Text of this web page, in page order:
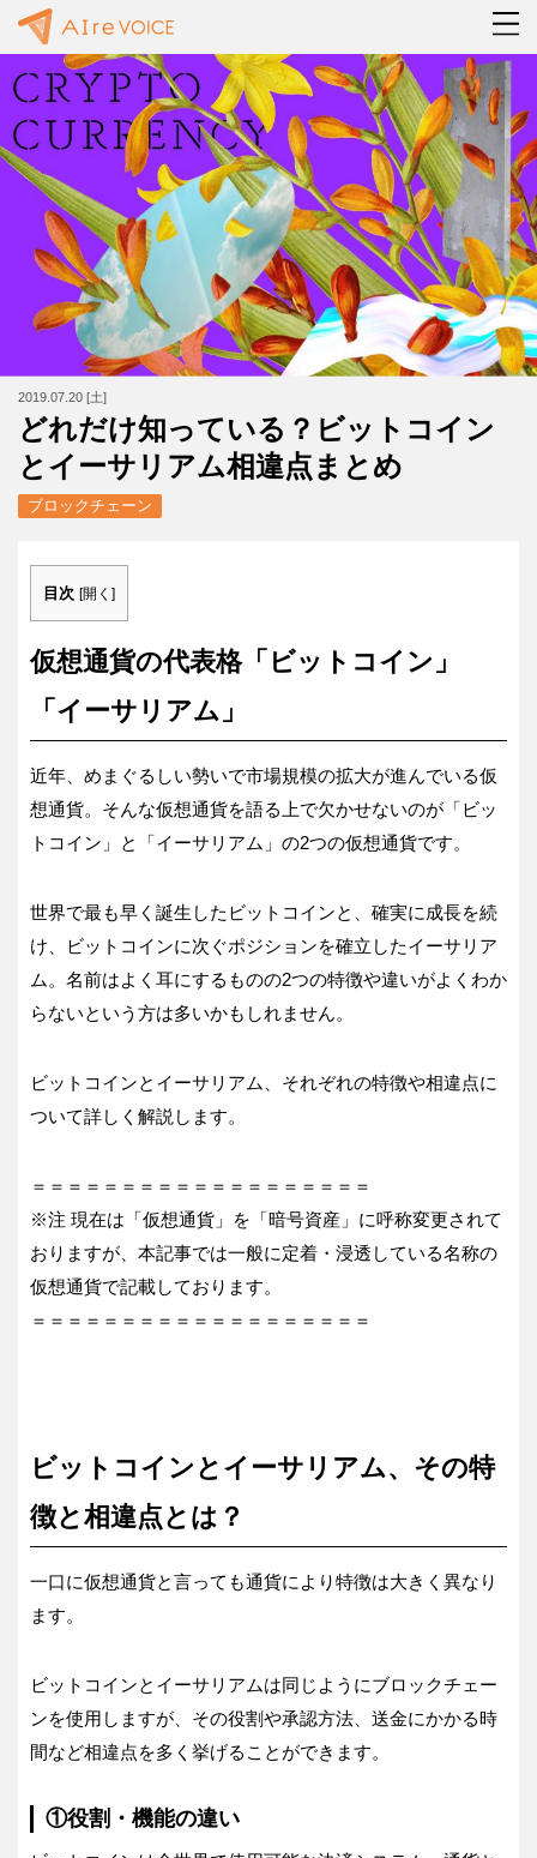
2019.07.20 [土]
どれだけ知っている？ビットコイン
とイーサリアム相違点まとめ
ブロックチェーン
目次 [開く ]
仮想通貨の代表格「ビットコイン」
「イーサリアム」
近年、めまぐるしい勢いで市場規模の拡大が進んでいる仮
想通貨。そんな仮想通貨を語る上で欠かせないのが「ビッ
トコイン」と「イーサリアム」の2つの仮想通貨です。
世界で最も早く誕生したビットコインと、確実に成長を続
け、ビットコインに次ぐポジションを確立したイーサリア
ム。名前はよく耳にするものの2つの特徴や違いがよくわか
らないという方は多いかもしれません。
ビットコインとイーサリアム、それぞれの特徴や相違点に
ついて詳しく解説します。
＝＝＝＝＝＝＝＝＝＝＝＝＝＝＝＝＝＝＝
※注 現在は「仮想通貨」を「暗号資産」に呼称変更されて
おりますが、本記事では一般に定着・浸透している名称の
仮想通貨で記載しております。
＝＝＝＝＝＝＝＝＝＝＝＝＝＝＝＝＝＝＝
ビットコインとイーサリアム、その特
徴と相違点とは？
一口に仮想通貨と言っても通貨により特徴は大きく異なり
ます。
ビットコインとイーサリアムは同じようにブロックチェー
ンを使用しますが、その役割や承認方法、送金にかかる時
間など相違点を多く挙げることができます。
①役割・機能の違い